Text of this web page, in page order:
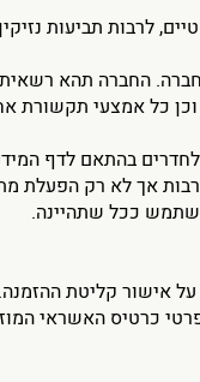
לרבות תביעות
החברה תהא
כל אמצעי תקשורת
אך לא רק הפעלת
ככל שתהיינה.
פרטי כרטיס האשראי